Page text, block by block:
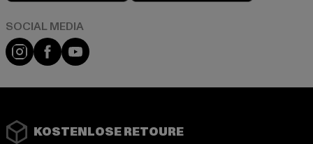
Instagram
FacebookYouTube
KOSTENLOSE RETOURE